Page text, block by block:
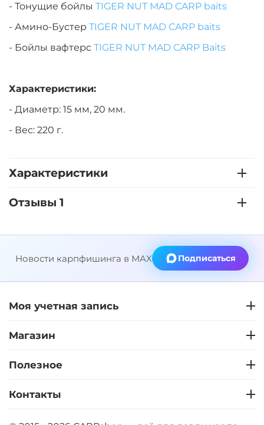
- Тонущие бойлы TIGER NUT MAD CARP baits
- Амино-Бустер TIGER NUT MAD CARP baits
- Бойлы вафтерс TIGER NUT MAD CARP Baits
Характеристики:
- Диаметр: 15 мм, 20 мм.
- Вес: 220 г.
Характеристики
Отзывы 1
Новости карпфишинга в MAX Подписаться
Моя учетная запись
Магазин
Полезное
Контакты